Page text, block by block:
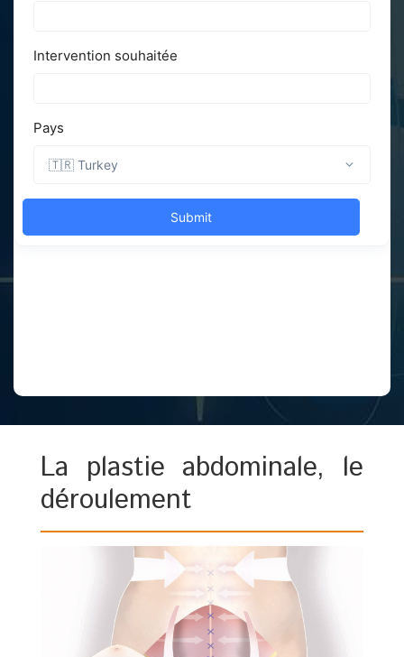
La plastie abdominale, le
déroulement